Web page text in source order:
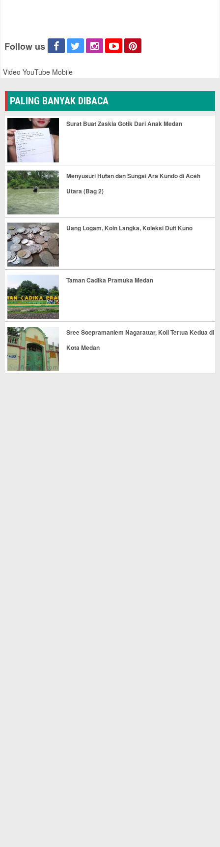
Follow us
Video YouTube Mobile
PALING BANYAK DIBACA
Surat Buat Zaskia Gotik Dari Anak Medan
Menyusuri Hutan dan Sungai Ara Kundo di Aceh
Utara (Bag 2)
Uang Logam, Koin Langka, Koleksi Duit Kuno
Taman Cadika Pramuka Medan
Sree Soepramaniem Nagarattar, Koil Tertua Kedua di
Kota Medan